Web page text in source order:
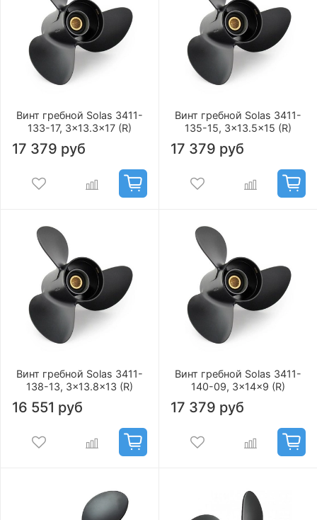
Винт гребной Solas 3411-
133-17, 3x13.3x17 (R)
17 379 руб
Винт гребной Solas 3411-
135-15, 3x13.5x15 (R)
17 379 руб
Винт гребной Solas 3411-
138-13, 3x13.8x13 (R)
16 551 руб
Винт гребной Solas 3411-
140-09, 3x14x9 (R)
17 379 руб